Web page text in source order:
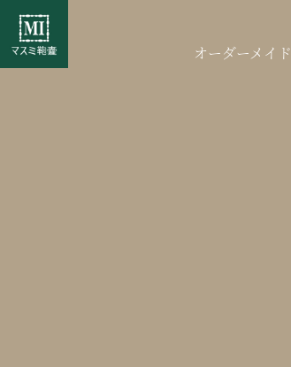
オーダーメイド